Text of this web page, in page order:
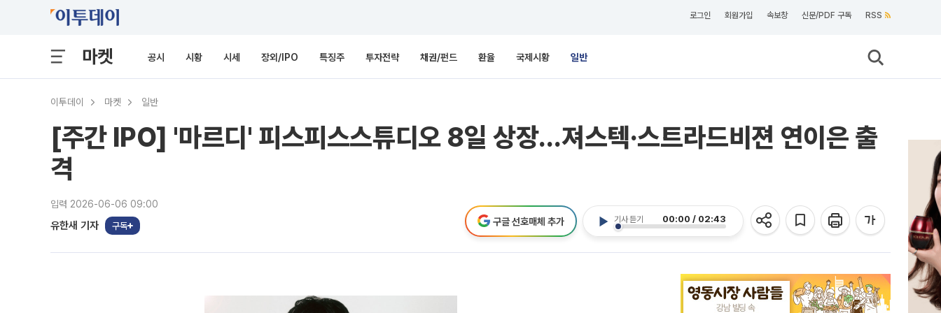
로그인 회원가입 속보창 신문/PDF 구독 RSS
마켓 공시 시황 시세 장외/IPO 특징주 투자전략 채권/펀드 환율 국제시황 일반
이투데이 마켓 일반
[주간 IPO] '마르디' 피스피스스튜디오 8일 상장…져스텍·스트라드비젼 연이은 출
격
입력 2026-06-06 09:00
유한새 기자 구독
기사 듣기 00:00 / 02:43
구글 선호매체 추가